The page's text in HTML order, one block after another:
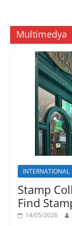
Multimedya
INTERNATIONAL
Stamp
Find
14/05/2026